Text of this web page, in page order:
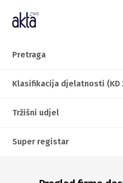
Pretraga
Klasifikacija djelatnosti (KD
Tržišni udjel
Super registar